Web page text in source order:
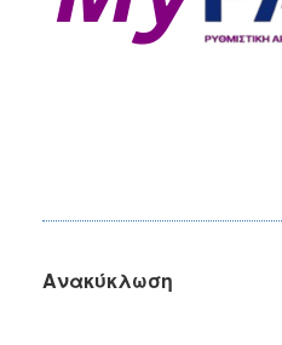
Ανακύκλωση